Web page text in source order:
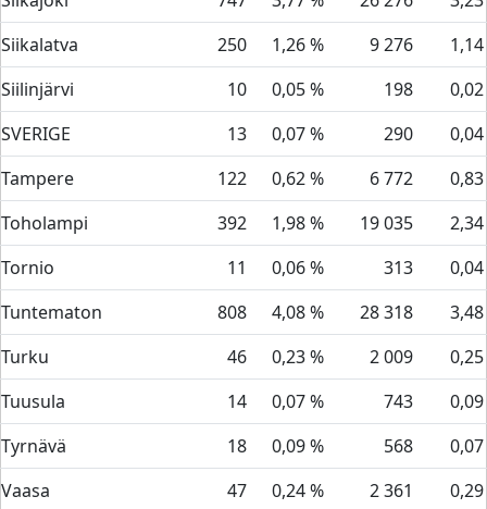
Siikalatva
250 1,26 % 9 276
Siilinjärvi
10 0,05 % 198
0,02
SVERIGE
13 0,07 % 290
0,04
Tampere
122 0,62 % 6 772
0,83
Toholampi
392 1,98 % 19 035
2,34
Tornio
11 0,06 % 313
0,04
Tuntematon
808 4,08 % 28 318
3,48
Turku
46 0,23 % 2 009
0,25
Tuusula
14 0,07 % 743
0,09
Tyrnävä
18 0,09 % 568
0,07
Vaasa
47 0,24 % 2 361
0,29